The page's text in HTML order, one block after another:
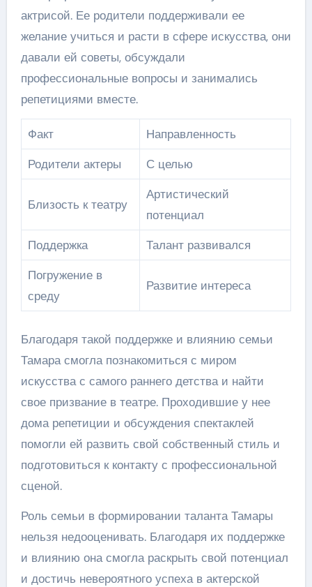
актрисой. Ее родители поддерживали ее
желание учиться и расти в сфере искусства, они
давали ей советы, обсуждали
профессиональные вопросы и занимались
репетициями вместе.
Факт
Направленность
Родители актеры
С целью
Близость к театру
Артистический
потенциал
Поддержка
Талант развивался
Погружение в
среду
Развитие интереса
Благодаря такой поддержке и влиянию семьи
Тамара смогла познакомиться с миром
искусства с самого раннего детства и найти
свое призвание в театре. Проходившие у нее
дома репетиции и обсуждения спектаклей
помогли ей развить свой собственный стиль и
подготовиться к контакту с профессиональной
сценой.
Роль семьи в формировании таланта Тамары
нельзя недооценивать. Благодаря их поддержке
и влиянию она смогла раскрыть свой потенциал
и достичь невероятного успеха в актерской